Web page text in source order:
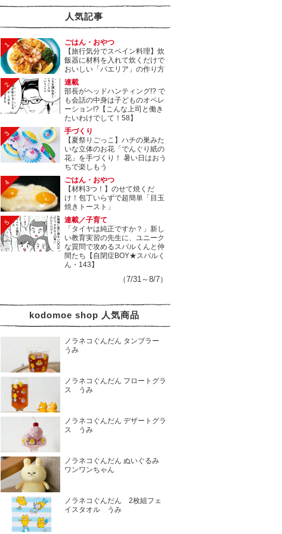
人気記事
1
ごはん・おやつ
【旅行気分でスペイン料理】炊
飯器に材料を入れて炊くだけで
おいしい「パエリア」の作り方
2
連載
部長がヘッドハンティング!? で
も会話の中身は子どものオペレ
ーション!?【こんな上司と働き
たいわけでして！58】
3
手づくり
【夏祭りごっこ】ハチの巣みた
いな立体のお花「でんぐり紙の
花」を手づくり！ 暑い日はおう
ちで楽しもう
4
ごはん・おやつ
【材料3つ！】のせて焼くだ
け！包丁いらずで超簡単「目玉
焼きトースト」
5
連載／子育て
「タイヤは純正ですか？」新し
い教育実習の先生に、ユニーク
な質問で攻めるスバルくんと仲
間たち【自閉症BOY★スバルく
ん・143】
（7/31～8/7）
kodomoe shop 人気商品
ノラネコぐんだん タンブラー
うみ
ノラネコぐんだん フロートグラ
ス うみ
ノラネコぐんだん デザートグラ
ス うみ
ノラネコぐんだん ぬいぐるみ
ワンワンちゃん
ノラネコぐんだん 2枚組フェ
イスタオル うみ